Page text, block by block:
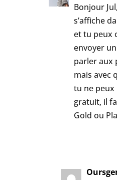
Bonjour
s’affiche
et tu peux
envoyer
parler aux
mais avec
tu ne peux
gratuit, il
Gold ou